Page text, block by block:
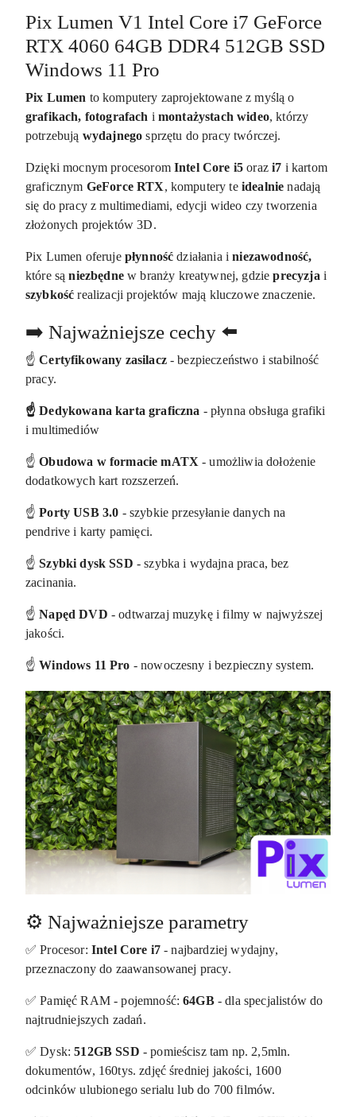
Pix Lumen V1 Intel Core i7 GeForce
RTX 4060 64GB DDR4 512GB SSD
Windows 11 Pro
Pix Lumen to komputery zaprojektowane z myślą o
grafikach, fotografach imontażystach wideo, którzy
potrzebują wydajnego sprzętu do pracy twórczej.
Dzięki mocnym procesorom Intel Core i5 orazi7 i kartom
graficznym GeForce RTX, komputery te idealnie nadają
się do pracy z multimediami, edycji wideo czy tworzenia
złożonych projektów 3D.
Pix Lumen oferuje płynność działania iniezawodność,
które sąniezbędnew branży kreatywnej, gdzieprecyzja i
szybkość realizacji projektów mają kluczowe znaczenie.
➡️ Najważniejsze cechy ⬅️
☝️Certyfikowany zasilacz- bezpieczeństwo i stabilność
pracy.
☝️ Dedykowana karta graficzna - płynna obsługa grafiki
i multimediów
☝️Obudowa w formacie mATX - umożliwia dołożenie
dodatkowych kart rozszerzeń.
☝️Porty USB 3.0 - szybkie przesyłanie danych na
pendrive i karty pamięci.
☝️Szybki dysk SSD - szybka i wydajna praca, bez
zacinania.
☝️Napęd DVD - odtwarzaj muzykę i filmy w najwyższej
jakości.
☝️Windows 11 Pro - nowoczesny i bezpieczny system.
⚙️ Najważniejsze parametry
✅ Procesor: Intel Core i7 - najbardziej wydajny,
przeznaczony do zaawansowanej pracy.
✅ Pamięć RAM - pojemność:64GB- dla specjalistów do
najtrudniejszych zadań.
✅ Dysk:512GB SSD - pomieścisz tam np. 2,5mln.
dokumentów, 160tys. zdjęć średniej jakości, 1600
odcinków ulubionego serialu lub do 700 filmów.